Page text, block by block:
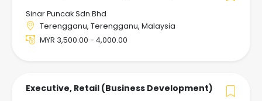
Sinar Puncak Sdn Bhd
Terengganu, Terengganu, Malaysia
MYR 3,500.00 - 4,000.00
Executive, Retail (Business Development)